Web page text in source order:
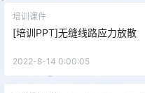
培训课件
[培训PPT]无缝线路应力放散
2022-8-14 0:00:05